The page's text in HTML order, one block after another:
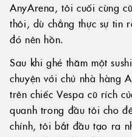
AnyArena, tôi cuối cùng
thôi, dù chẳng thực sự tin
đó nên hồn.
Sau khi ghé thăm một
chuyện với chủ nhà hàng
trên chiếc Vespa cũ rích
quanh trong đầu tôi cho
chỉnh, tôi bắt đầu tạo ra